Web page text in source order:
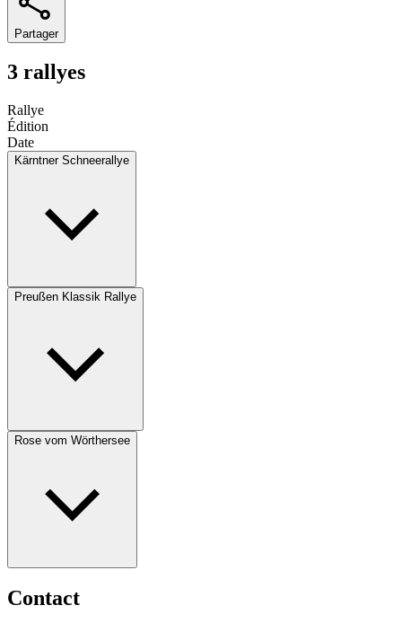
Partager
3 rallyes
Rallye
Édition
Date
Kärntner Schneerallye
Preußen Klassik Rallye
Rose vom Wörthersee
Contact